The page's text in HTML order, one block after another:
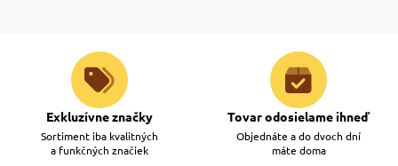
Exkluzívne značky
Sortiment iba kvalitných
a funkčných značiek
Tovar odosielame ihneď
Objednáte a do dvoch dní
máte doma